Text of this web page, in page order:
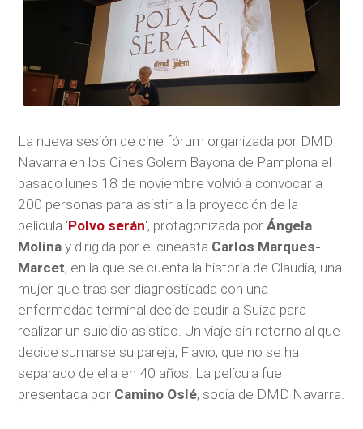
La nueva sesión de cine fórum organizada por DMD
Navarra en los Cines Golem Bayona de Pamplona el
pasado lunes 18 de noviembre volvió a convocar a
200 personas para asistir a la proyección de la
película ‘Polvo serán‘, protagonizada porÁngela
Molina y dirigida por el cineasta Carlos Marques-
Marcet, en la que se cuenta la historia de Claudia, una
mujer que tras ser diagnosticada con una
enfermedad terminal decide acudir a Suiza para
realizar un suicidio asistido. Un viaje sin retorno al que
decide sumarse su pareja, Flavio, que no se ha
separado de ella en 40 años. La película fue
presentada por Camino Oslé, socia de DMD Navarra.